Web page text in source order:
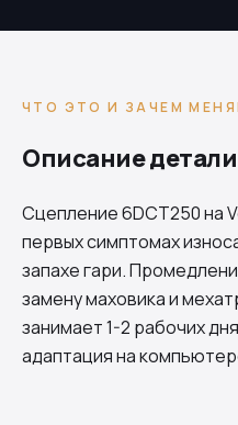
ЧТО ЭТО И ЗАЧЕМ
Описание детали
Сцепление6DCT250на
первых симптомах
запахе гари.
замену маховика и
занимает 1-2 рабочих
адаптация на